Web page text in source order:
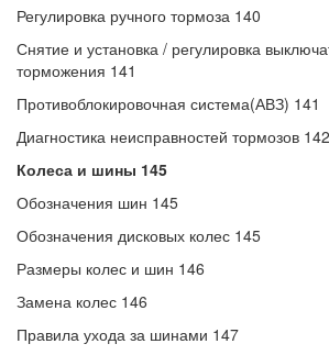
Регулировка ручного тормоза 140
Снятие и установка / регулировка
торможения 141
Противоблокировочная система(АВЗ) 141
Диагностика неисправностей тормозов 142
Колеса и шины 145
Обозначения шин 145
Обозначения дисковых колес 145
Размеры колес и шин 146
Замена колес 146
Правила ухода за шинами 147